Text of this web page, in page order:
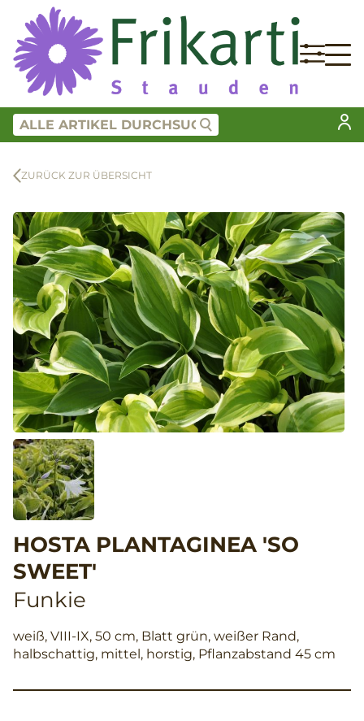
ZURÜCK ZUR ÜBERSICHT
HOSTA PLANTAGINEA 'SO
SWEET'
Funkie
weiß, VIII-IX, 50 cm, Blatt grün, weißer Rand,
halbschattig, mittel, horstig, Pflanzabstand 45 cm